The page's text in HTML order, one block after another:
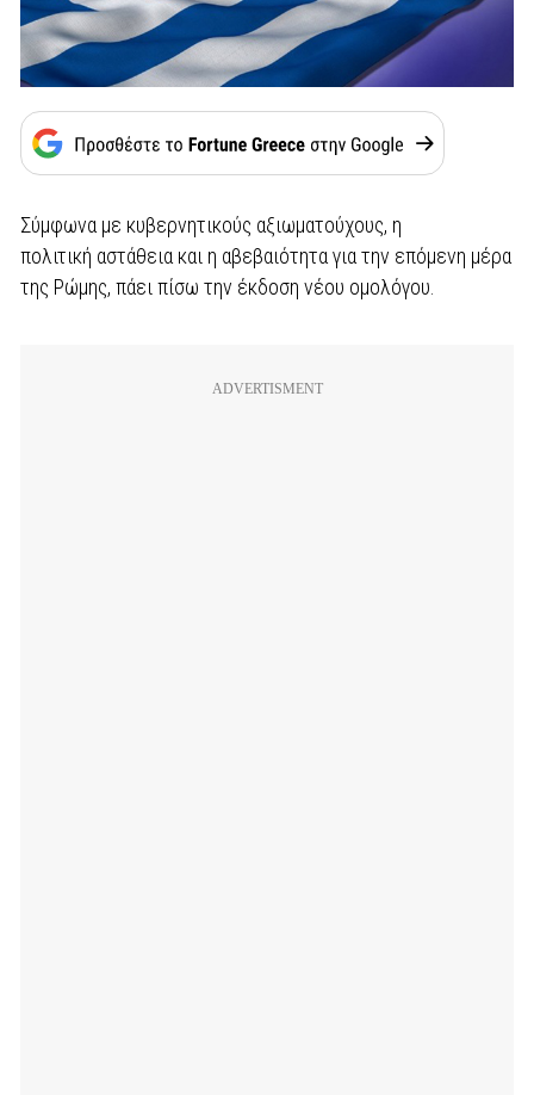
Σύμφωνα με κυβερνητικούς αξιωματούχους, η
πολιτική αστάθεια και η αβεβαιότητα για την επόμενη μέρα
της Ρώμης, πάει πίσω την έκδοση νέου ομολόγου.